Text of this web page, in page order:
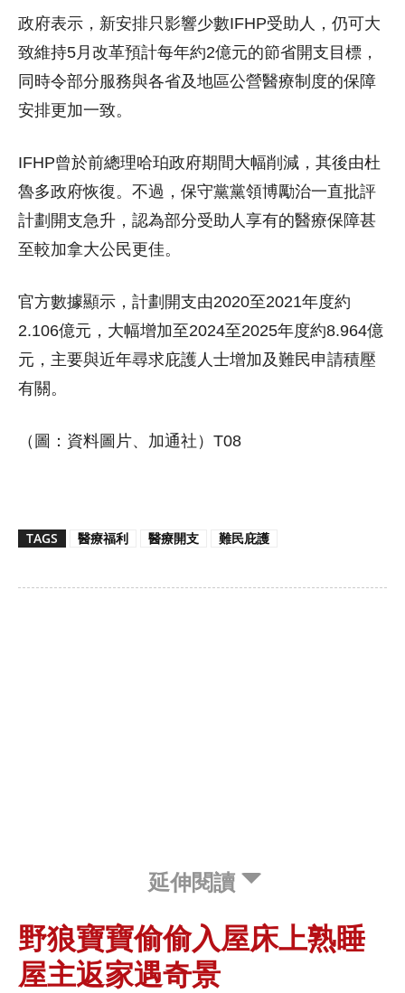
政府表示，新安排只影響少數IFHP受助人，仍可大
致維持5月改革預計每年約2億元的節省開支目標，
同時令部分服務與各省及地區公營醫療制度的保障
安排更加一致。
IFHP曾於前總理哈珀政府期間大幅削減，其後由杜
魯多政府恢復。不過，保守黨黨領博勵治一直批評
計劃開支急升，認為部分受助人享有的醫療保障甚
至較加拿大公民更佳。
官方數據顯示，計劃開支由2020至2021年度約
2.106億元，大幅增加至2024至2025年度約8.964億
元，主要與近年尋求庇護人士增加及難民申請積壓
有關。
（圖：資料圖片、加通社）T08
TAGS 醫療福利 醫療開支 難民庇護
延伸閱讀
野狼寶寶偷偷入屋床上熟睡
屋主返家遇奇景